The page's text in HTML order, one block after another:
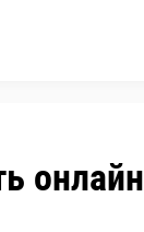
онлайн